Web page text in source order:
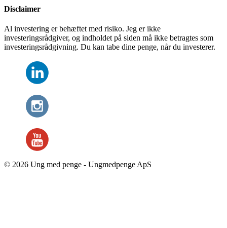
Disclaimer
Al investering er behæftet med risiko. Jeg er ikke
investeringsrådgiver, og indholdet på siden må ikke betragtes som
investeringsrådgivning. Du kan tabe dine penge, når du investerer.
© 2026 Ung med penge - Ungmedpenge ApS